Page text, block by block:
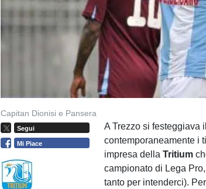
Capitan Dionisi e Pansera
Segui
Mi Piace
A Trezzo si festeggiava
contemporaneamente i
impresa dellaTritium
campionato di Lega
tanto per intenderci).